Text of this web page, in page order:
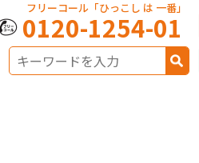
フリーコール「ひっこし は 一番」
0120-1254-01